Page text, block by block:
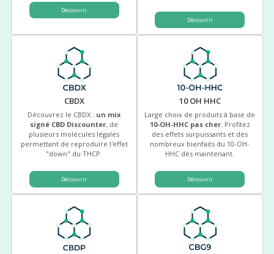
Découvrir
Découvrir
CBDX
Découvrez le CBDX : un mix
signé CBD Discounter, de
plusieurs molécules légales
permettant de reproduire l'effet
"down" du THCP.
Découvrir
10 OH HHC
Large choix de produits à base de
10-OH-HHC pas cher. Profitez
des effets surpuissants et des
nombreux bienfaits du 10-OH-
HHC dès maintenant.
Découvrir